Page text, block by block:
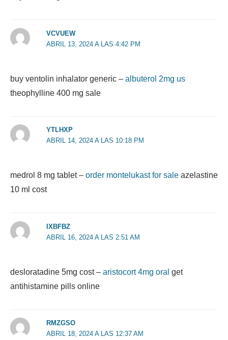
VCVUEW
ABRIL 13, 2024 A LAS 4:42 PM
buy ventolin inhalator generic – albuterol 2mg us
theophylline 400 mg sale
YTLHXP
ABRIL 14, 2024 A LAS 10:18 PM
medrol 8 mg tablet – order montelukast for sale azelastine
10 ml cost
IXBFBZ
ABRIL 16, 2024 A LAS 2:51 AM
desloratadine 5mg cost – aristocort 4mg oral get
antihistamine pills online
RMZGSO
ABRIL 18, 2024 A LAS 12:37 AM